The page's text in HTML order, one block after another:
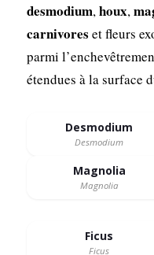
desmodium,houx,
carnivores et fleurs
parmi
étendues à la surface
Desmodium
Desmodium
Magnolia
Magnolia
Ficus
Ficus